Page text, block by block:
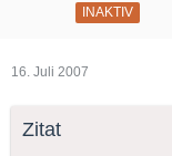
INAKTIV
16. Juli 2007
Zitat